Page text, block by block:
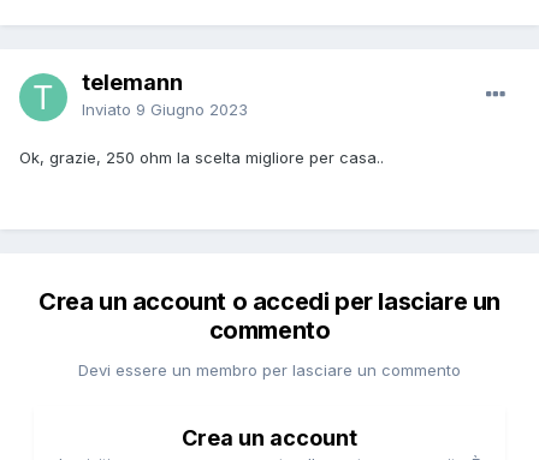
telemann
Inviato 9 Giugno 2023
Ok, grazie, 250 ohm la scelta migliore per casa..
Crea un account o accedi per lasciare un
commento
Devi essere un membro per lasciare un commento
Crea un account